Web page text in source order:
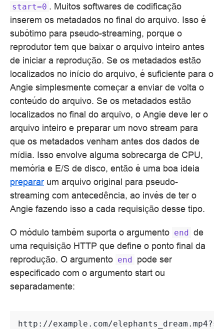
start=0 . Muitos softwares de codificação
inserem os metadados no final do arquivo. Isso é
subótimo para pseudo-streaming, porque o
reprodutor tem que baixar o arquivo inteiro antes
de iniciar a reprodução. Se os metadados estão
localizados no início do arquivo, é suficiente para o
Angie simplesmente começar a enviar de volta o
conteúdo do arquivo. Se os metadados estão
localizados no final do arquivo, o Angie deve ler o
arquivo inteiro e preparar um novo stream para
que os metadados venham antes dos dados de
mídia. Isso envolve alguma sobrecarga de CPU,
memória e E/S de disco, então é uma boa ideia
preparar um arquivo original para pseudo-
streaming com antecedência, ao invés de ter o
Angie fazendo isso a cada requisição desse tipo.
O módulo também suporta o argumento end de
uma requisição HTTP que define o ponto final da
reprodução. O argumento end pode ser
especificado com o argumento start ou
separadamente: